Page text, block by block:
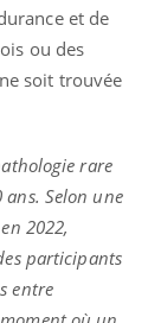
et de
ou des
soit trouvée
rare
Selon une
2022,
participants
entre